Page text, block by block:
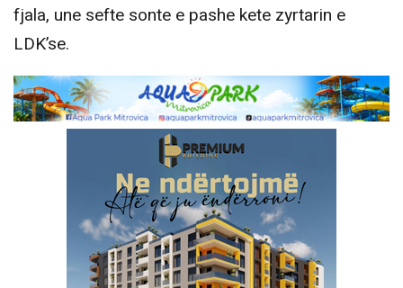
fjala, une sefte sonte e pashe kete zyrtarin e
LDK’se.